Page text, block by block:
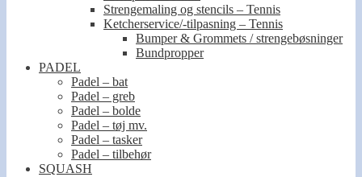
Strengemaling og stencils – Tennis
Ketcherservice/-tilpasning – Tennis
Bumper & Grommets / strengebøsninger
Bundpropper
PADEL
Padel – bat
Padel – greb
Padel – bolde
Padel – tøj mv.
Padel – tasker
Padel – tilbehør
SQUASH